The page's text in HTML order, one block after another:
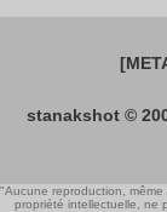
stanakshot ©
"Aucune reproduction,
propriété intellectuelle, ne